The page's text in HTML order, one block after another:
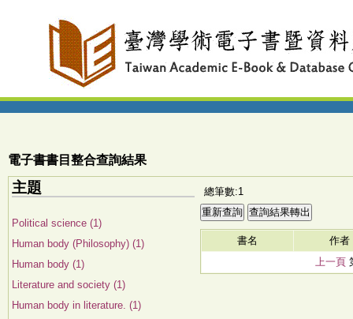
電子書書目整合查詢結果
主題
Political science (1)
Human body (Philosophy) (1)
Human body (1)
Literature and society (1)
Human body in literature. (1)
總筆數:1
書名
作者
上一頁